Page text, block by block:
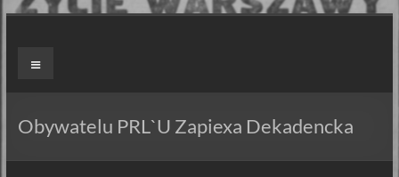
Skip
ZAPIEXY
–
SMAK
Menu
Obywatelu PRL`U Zapiexa Dekadencka